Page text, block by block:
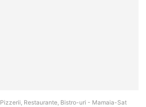
Pizzerii, Restaurante, Bistro-uri - Mamaia-Sat